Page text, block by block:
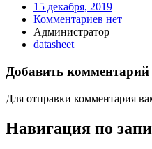
15 декабря, 2019
Комментариев нет
Администратор
datasheet
Добавить комментарий
Для отправки комментария
Навигация по